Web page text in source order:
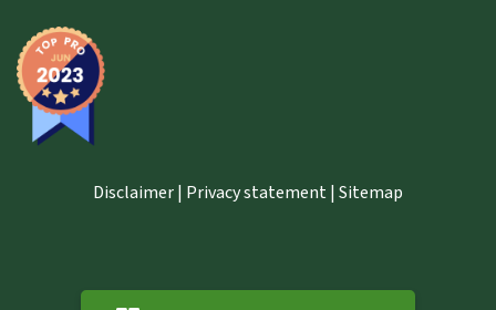
Disclaimer | Privacy statement | Sitemap